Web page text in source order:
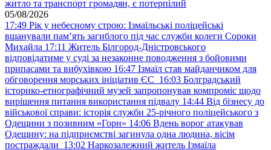
житло та транспорт громадян, є потерпілий
05/08/2026
17:49 Рік у небесному строю: Ізмаїльські поліцейські
вшанували пам’ять загиблого під час служби колеги Сороки
Михайла 17:11 Житель Білгород-Дністровського
відповідатиме у суді за незаконне поводження з бойовими
припасами та вибухівкою 16:47 Ізмаїл став майданчиком для
обговорення морських ініціатив ЄС 16:03 Болградський
історико-етнографічний музей запропонував компроміс щодо
вирішення питання використання підвалу 14:44 Від бізнесу до
військової справи: історія служби 25-річного поліцейського з
Одещини з позивним «Горн» 14:06 Вдень ворог атакував
Одещину: на підприємстві загинула одна людина, вісім
постраждали 13:02 Наркозалежний житель Ізмаїла